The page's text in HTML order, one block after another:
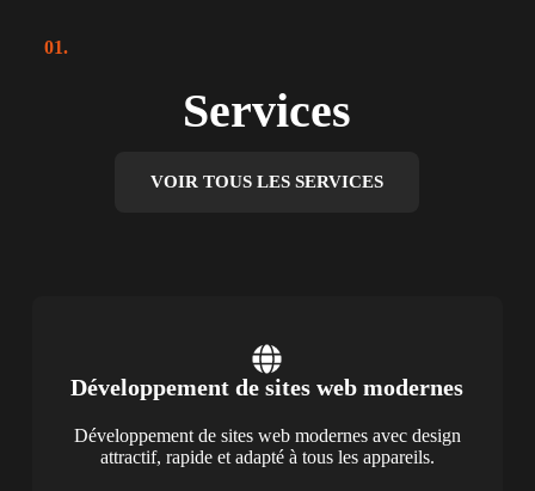
01.
Services
VOIR TOUS LES SERVICES
Développement de sites web modernes
Développement de sites web modernes avec design
attractif, rapide et adapté à tous les appareils.